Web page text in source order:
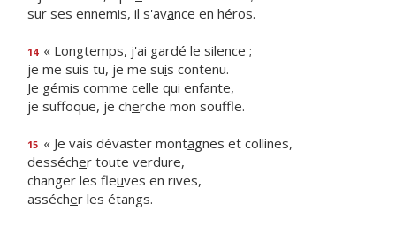
sur ses ennemis, il s'avance en héros.
14 « Longtemps, j'ai gardé le silence ;
je me suis tu, je me suis contenu.
Je gémis comme celle qui enfante,
je suffoque, je cherche mon souffle.
15 « Je vais dévaster montagnes et collines,
dessécher toute verdure,
changer les fleuves en rives,
assécher les étangs.